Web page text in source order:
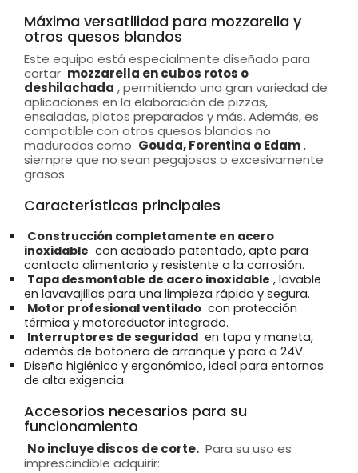
Máxima versatilidad para mozzarella y
otros quesos blandos
Este equipo está especialmente diseñado para
cortar mozzarella en cubos rotos o
deshilachada , permitiendo una gran variedad de
aplicaciones en la elaboración de pizzas,
ensaladas, platos preparados y más. Además, es
compatible con otros quesos blandos no
madurados como Gouda, Forentina o Edam,
siempre que no sean pegajosos o excesivamente
grasos.
Características principales
Construcción completamente en acero
inoxidable con acabado patentado, apto para
contacto alimentario y resistente a la corrosión.
Tapa desmontable de acero inoxidable , lavable
en lavavajillas para una limpieza rápida y segura.
Motor profesional ventilado con protección
térmica y motoreductor integrado.
Interruptores de seguridad en tapa y maneta,
además de botonera de arranque y paro a 24V.
Diseño higiénico y ergonómico, ideal para entornos
de alta exigencia.
Accesorios necesarios para su
funcionamiento
No incluye discos de corte. Para su uso es
imprescindible adquirir: